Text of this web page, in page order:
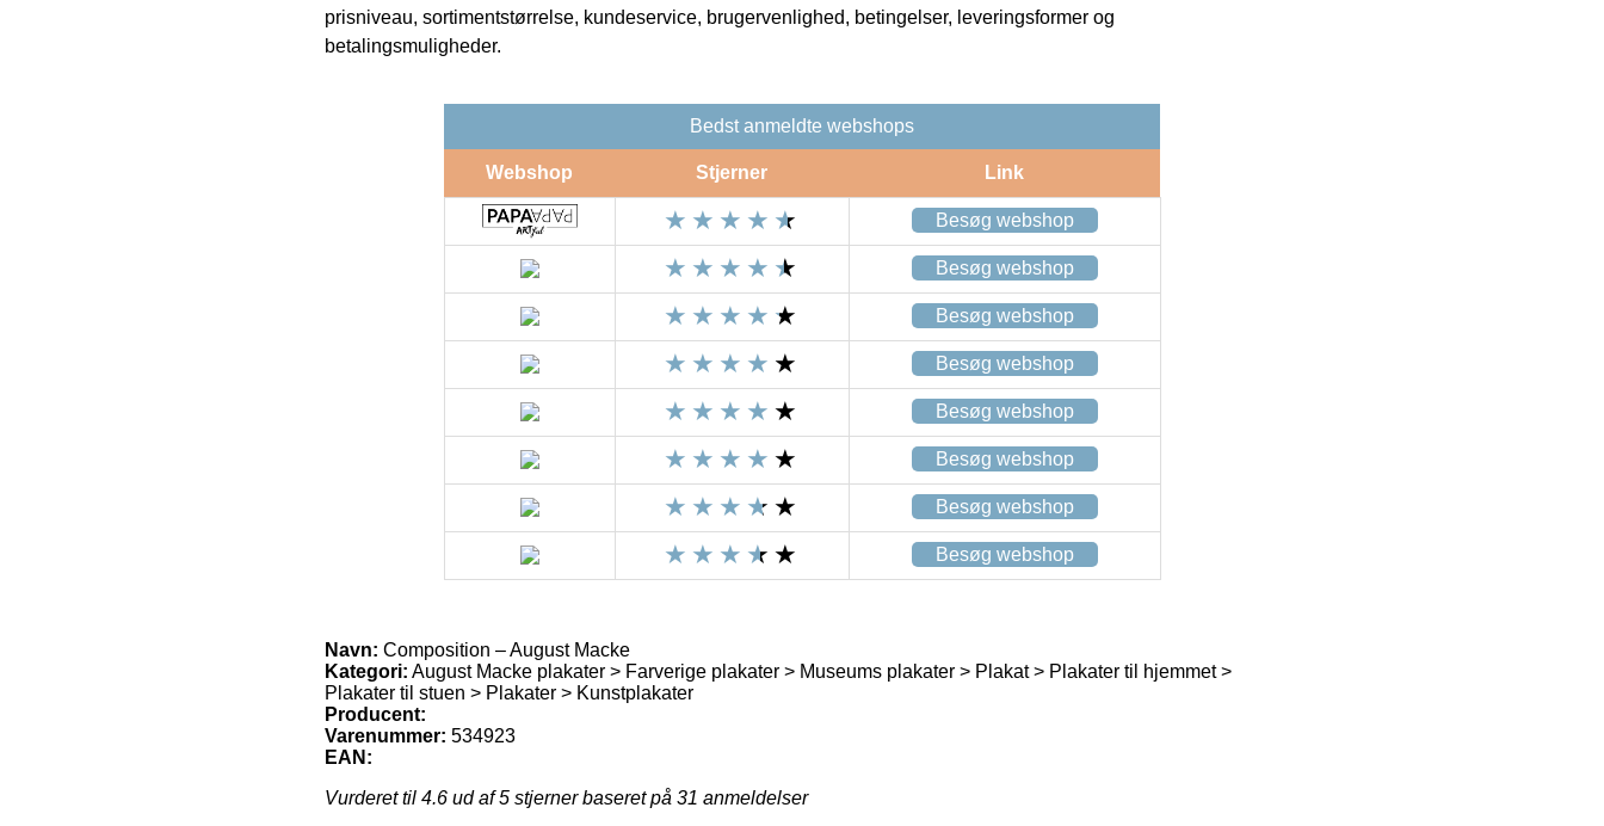
prisniveau, sortimentstørrelse, kundeservice, brugervenlighed, betingelser, leveringsformer og
betalingsmuligheder.
Bedst anmeldte webshops
Webshop Stjerner Link
Besøg webshop
Besøg webshop
Besøg webshop
Besøg webshop
Besøg webshop
Besøg webshop
Besøg webshop
Besøg webshop
Navn: Composition – August Macke
Kategori: August Macke plakater > Farverige plakater > Museums plakater > Plakat > Plakater til hjemmet >
Plakater til stuen > Plakater > Kunstplakater
Producent:
Varenummer: 534923
EAN:
Vurderet til 4.6 ud af 5 stjerner baseret på 31 anmeldelser